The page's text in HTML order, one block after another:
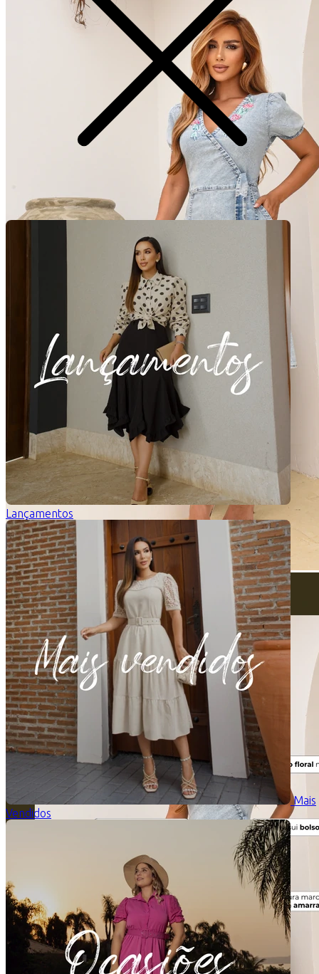
Lançamentos
Mais
Vendidos